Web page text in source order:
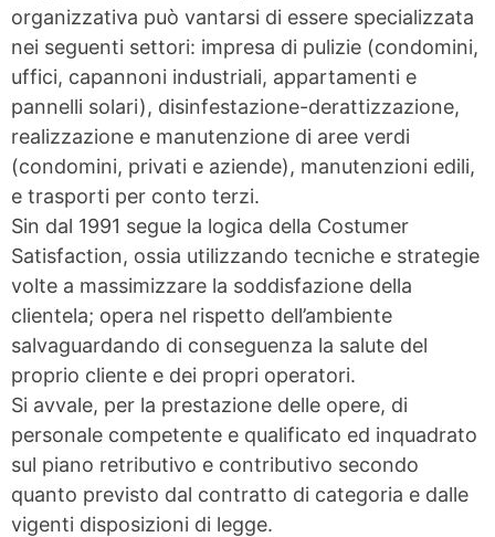
organizzativa può vantarsi di essere specializzata
nei seguenti settori: impresa di pulizie (condomini,
uffici, capannoni industriali, appartamenti e
pannelli solari), disinfestazione-derattizzazione,
realizzazione e manutenzione di aree verdi
(condomini, privati e aziende), manutenzioni edili,
e trasporti per conto terzi.
Sin dal 1991 segue la logica della Costumer
Satisfaction, ossia utilizzando tecniche e strategie
volte a massimizzare la soddisfazione della
clientela; opera nel rispetto dell’ambiente
salvaguardando di conseguenza la salute del
proprio cliente e dei propri operatori.
Si avvale, per la prestazione delle opere, di
personale competente e qualificato ed inquadrato
sul piano retributivo e contributivo secondo
quanto previsto dal contratto di categoria e dalle
vigenti disposizioni di legge.